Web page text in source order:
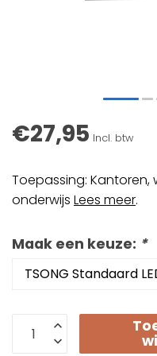
€27,95 Incl. btw
Toepassing: Kantoren,
onderwijs Lees meer.
Maak een keuze: *